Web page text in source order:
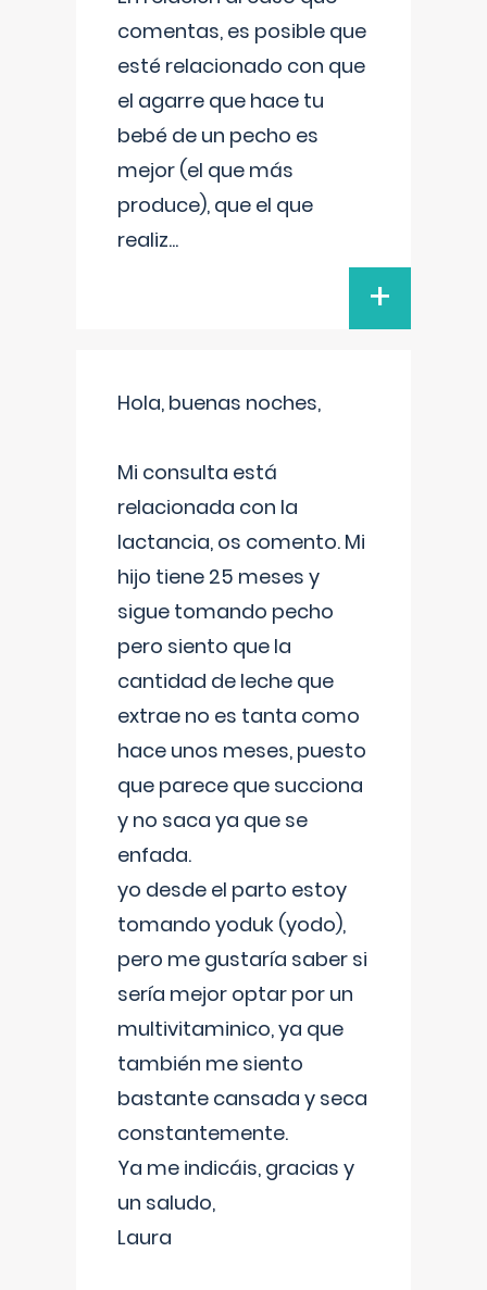
comentas, es posible que
esté relacionado con que
el agarre que hace tu
bebé de un pecho es
mejor (el que más
produce), que el que
realiz...
+
Hola, buenas noches,
Mi consulta está
relacionada con la
lactancia, os comento. Mi
hijo tiene 25 meses y
sigue tomando pecho
pero siento que la
cantidad de leche que
extrae no es tanta como
hace unos meses, puesto
que parece que succiona
y no saca ya que se
enfada.
yo desde el parto estoy
tomando yoduk (yodo),
pero me gustaría saber si
sería mejor optar por un
multivitaminico, ya que
también me siento
bastante cansada y seca
constantemente.
Ya me indicáis, gracias y
un saludo,
Laura